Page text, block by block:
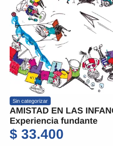
Sin categorizar
AMISTAD EN LAS
Experiencia fundante
$ 33.400